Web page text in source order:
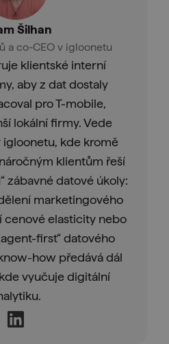
Šilhan
a co-CEO v igloonetu
klientské interní
aby z dat dostaly
pro T-mobile,
lokální firmy. Vede
kde kromě
klientům řeší
zábavné datové úkoly:
marketingového
elasticity nebo
first“ datového
how předává dál
vyučuje digitální